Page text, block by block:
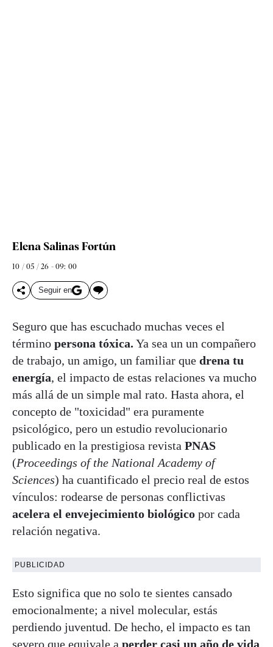
Elena Salinas Fortún
10 / 05 / 26 - 09: 00
Seguir en
Seguro que has escuchado muchas veces el
término persona tóxica. Ya sea un un compañero
de trabajo, un amigo, un familiar que drena tu
energía, el impacto de estas relaciones va mucho
más allá de un simple mal rato. Hasta ahora, el
concepto de "toxicidad" era puramente
psicológico, pero un estudio revolucionario
publicado en la prestigiosa revista PNAS
(Proceedings of the National Academy of
Sciences) ha cuantificado el precio real de estos
vínculos: rodearse de personas conflictivas
acelera el envejecimiento biológico por cada
relación negativa.
PUBLICIDAD
Esto significa que no solo te sientes cansado
emocionalmente; a nivel molecular, estás
perdiendo juventud. De hecho, el impacto es tan
severo que equivale a perder casi un año de vida